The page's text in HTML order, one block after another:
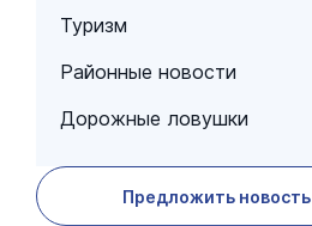
Туризм
Районные новости
Дорожные ловушки
Предложить новость